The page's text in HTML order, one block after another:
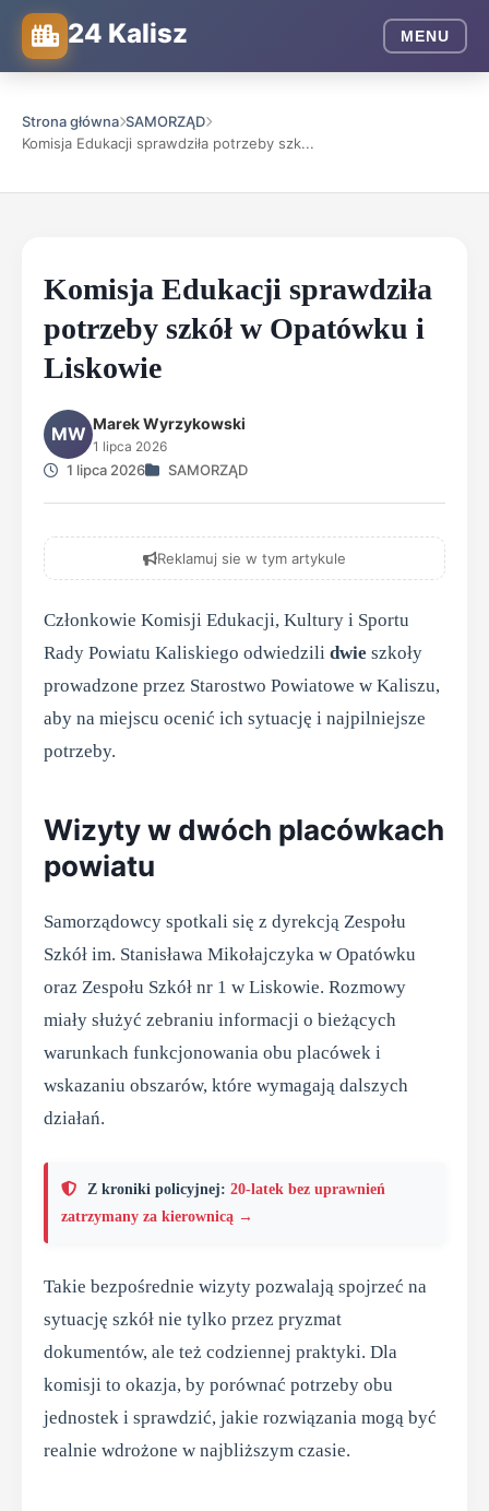
24 Kalisz MENU
Strona główna SAMORZĄD
Komisja Edukacji sprawdziła potrzeby szk...
Komisja Edukacji sprawdziła
potrzeby szkół w Opatówku i
Liskowie
MW Marek Wyrzykowski
1 lipca 2026
1 lipca 2026 SAMORZĄD
Reklamuj sie w tym artykule
Członkowie Komisji Edukacji, Kultury i Sportu
Rady Powiatu Kaliskiego odwiedzili dwie szkoły
prowadzone przez Starostwo Powiatowe w Kaliszu,
aby na miejscu ocenić ich sytuację i najpilniejsze
potrzeby.
Wizyty w dwóch placówkach
powiatu
Samorządowcy spotkali się z dyrekcją Zespołu
Szkół im. Stanisława Mikołajczyka w Opatówku
oraz Zespołu Szkół nr 1 w Liskowie. Rozmowy
miały służyć zebraniu informacji o bieżących
warunkach funkcjonowania obu placówek i
wskazaniu obszarów, które wymagają dalszych
działań.
Z kroniki policyjnej: 20-latek bez uprawnień
zatrzymany za kierownicą →
Takie bezpośrednie wizyty pozwalają spojrzeć na
sytuację szkół nie tylko przez pryzmat
dokumentów, ale też codziennej praktyki. Dla
komisji to okazja, by porównać potrzeby obu
jednostek i sprawdzić, jakie rozwiązania mogą być
realnie wdrożone w najbliższym czasie.